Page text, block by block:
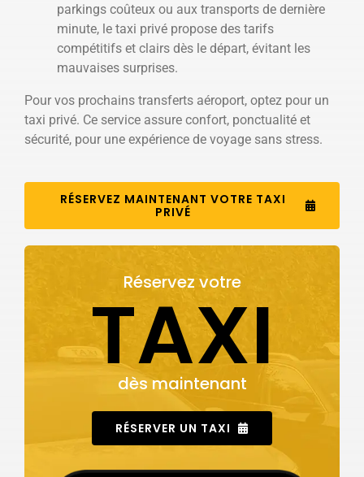
parkings coûteux ou aux transports de dernière
minute, le taxi privé propose des tarifs
compétitifs et clairs dès le départ, évitant les
mauvaises surprises.
Pour vos prochains transferts aéroport, optez pour un
taxi privé. Ce service assure confort, ponctualité et
sécurité, pour une expérience de voyage sans stress.
RÉSERVEZ MAINTENANT VOTRE TAXI
PRIVÉ
Réservez votre
TAXI
dès maintenant
RÉSERVER UN TAXI